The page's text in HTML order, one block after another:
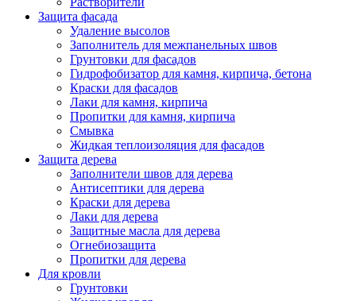
Защита фасада
Удаление высолов
Заполнитель для межпанельных швов
Грунтовки для фасадов
Гидрофобизатор для камня, кирпича, бетона
Краски для фасадов
Лаки для камня, кирпича
Пропитки для камня, кирпича
Смывка
Жидкая теплоизоляция для фасадов
Защита дерева
Заполнители швов для дерева
Антисептики для дерева
Краски для дерева
Лаки для дерева
Защитные масла для дерева
Огнебиозащита
Пропитки для дерева
Для кровли
Грунтовки